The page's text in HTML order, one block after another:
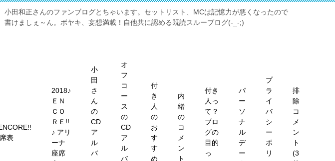
小田和正さんのファンブログとちゃいます。セットリスト、MCは記憶力が悪くなったので
書けましぇ～ん。ボヤキ、妄想満載！自他共に認める既読スルーブログ(-_-;)
表
2018♪
ＥＮ
ＣＯ
ＲＥ!!
♪ アリ
ーナ
座席
小
田
さ
ん
の
CD
ア
ル
バ
オ
フ
コ
ー
ス
の
CD
ア
ル
バ
付
き
人
の
お
す
す
め
内
緒
の
コ
メ
ン
ト
付き
人っ
て？
ブロ
グの
目的
っ
パ
ー
ソ
ナ
ル
デ
ー
プ
ラ
イ
バ
シ
ー
ポ
リ
排
除
コ
メ
ン
ト
(3